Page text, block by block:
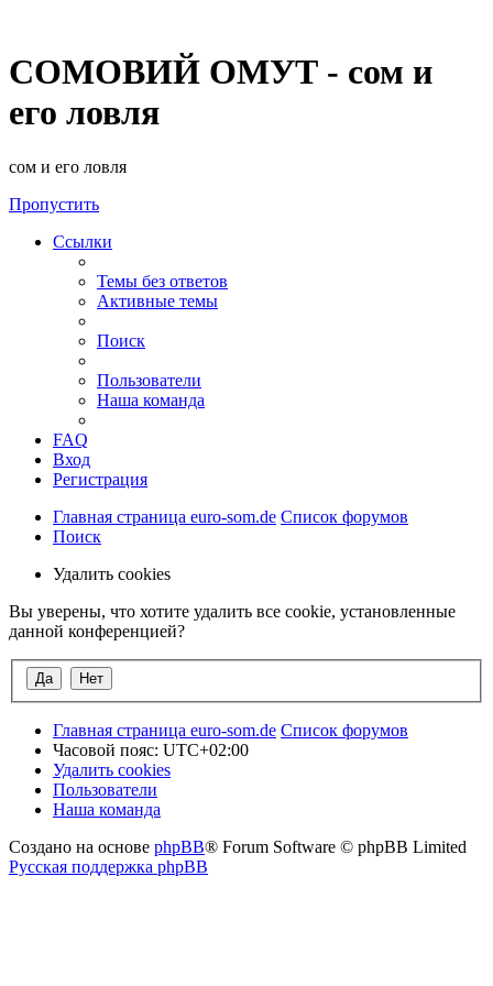
СОМОВИЙ ОМУТ - сом и
его ловля
сом и его ловля
Пропустить
Ссылки
Темы без ответов
Активные темы
Поиск
Пользователи
Наша команда
FAQ
Вход
Регистрация
Главная страница euro-som.de Список форумов
Поиск
Удалить cookies
Вы уверены, что хотите удалить все cookie, установленные
данной конференцией?
Главная страница euro-som.de Список форумов
Часовой пояс: UTC+02:00
Удалить cookies
Пользователи
Наша команда
Создано на основе phpBB® Forum Software © phpBB Limited
Русская поддержка phpBB